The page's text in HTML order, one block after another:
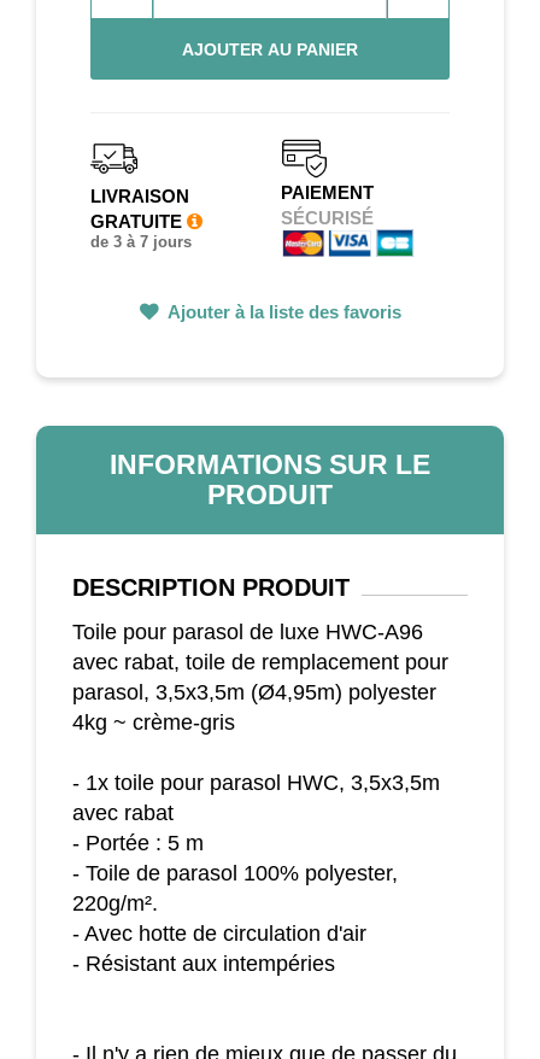
AJOUTER AU PANIER
LIVRAISON
GRATUITE
de 3 à 7 jours
PAIEMENT
SÉCURISÉ
Ajouter à la liste des favoris
INFORMATIONS SUR LE
PRODUIT
DESCRIPTION PRODUIT
Toile pour parasol de luxe HWC-A96
avec rabat, toile de remplacement pour
parasol, 3,5x3,5m (Ø4,95m) polyester
4kg ~ crème-gris
- 1x toile pour parasol HWC, 3,5x3,5m
avec rabat
- Portée : 5 m
- Toile de parasol 100% polyester,
220g/m².
- Avec hotte de circulation d'air
- Résistant aux intempéries
- Il n'y a rien de mieux que de passer du